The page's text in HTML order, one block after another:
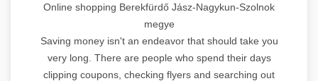
Online shopping Berekfürdő Jász-Nagykun-Szolnok
megye
Saving money isn't an endeavor that should take you
very long. There are people who spend their days
clipping coupons, checking flyers and searching out